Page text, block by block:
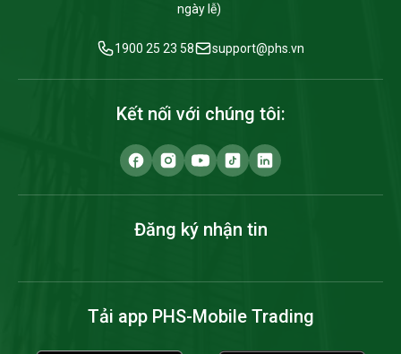
ngày lễ)
1900 25 23 58 support@phs.vn
Kết nối với chúng tôi:
Đăng ký nhận tin
Tải app PHS-Mobile Trading